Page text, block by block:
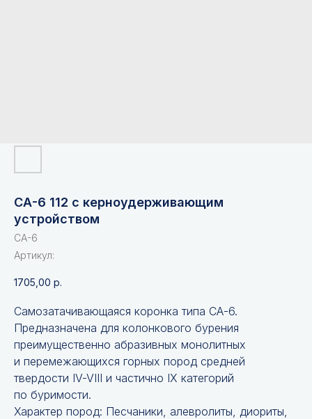
СА-6 112 с керноудерживающим
устройством
СА-6
Артикул:
1705,00 р.
Самозатачивающаяся коронка типа СА-6.
Предназначена для колонкового бурения
преимущественно абразивных монолитных
и перемежающихся горных пород средней
твердости IV-VIII и частично IX категорий
по буримости.
Характер пород: Песчаники, алевролиты, диориты,